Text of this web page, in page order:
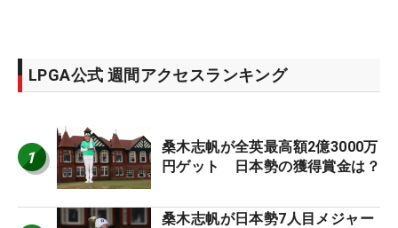
LPGA公式 週間アクセスランキング
1
桑木志帆が全英最高額2億3000万
円ゲット 日本勢の獲得賞金は？
桑木志帆が日本勢7人目メジャー